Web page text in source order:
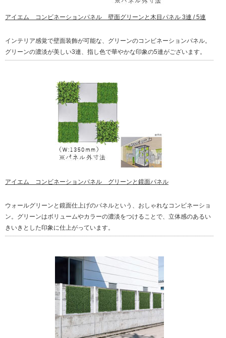
アイエム コンビネーションパネル 壁面グリーンと木目パネル 3連 / 5連
インテリア感覚で壁面装飾が可能な、グリーンのコンビネーションパネル。
グリーンの濃淡が美しい3連、指し色で華やかな印象の5連がございます。
アイエム コンビネーションパネル グリーンと鏡面パネル
ウォールグリーンと鏡面仕上げのパネルという、おしゃれなコンビネーショ
ン。グリーンはボリュームやカラーの濃淡をつけることで、立体感のあるい
きいきとした印象に仕上がっています。